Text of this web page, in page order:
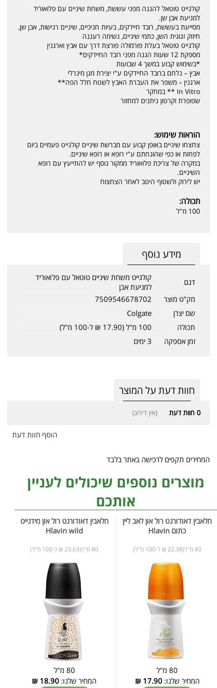
קולגייט טוטאל להגנה מפני עששת, משחת שיניים עם פלואוריד
למניעת אבן שן.
מסייעת בעששת, רובד חיידקים, בעיות חניכיים, שיניים רגישות, אבן שן,
חיזוק זגוגית השן, כתמי שיניים, נשימה רעננה
קולגייט טוטאל בעלת פורמולה פורצת דרך עם אבץ וארגנין
מספקת 12 שעות הגנה מפני רובד החיידקים*
*בשימוש קבוע במשך 4 שבועות
אבץ – נלחם ברובד החיידקים ע"י יצירת מגן מינרלי
ארגנין – משפר את העברת האבץ לשטח חלל הפה**
In Vitro ** במחקר
שפופרת וקרטון ניתנים למחזור
הוראות שימוש:
צחצחו שיניים באופן קבוע עם מברשת שיניים קולגייט פעמיים ביום
לפחות או כפי שהונחתם ע"י רופא או רופא שיניים.
במקרה של צריכת פלואוריד ממקור נוסף יש להתייעץ עם רופא
השיניים.
יש לירוק ולשטוף היטב לאחר הצחצוח
תכולה:
100 מ"ל
מידע נוסף
דגם
קולגייט משחת שיניים טוטאל עם פלואוריד
למניעת אבן
מק"ט מוצר
7509546678702
שם יצרן
Colgate
תכולה
100 מ"ל (17.90 ₪ ל-100 מ"ל)
זמן אספקה
3 ימים
חוות דעת על המוצר
0 חוות דעת (אין דירוג)
הוסף חוות דעת
המחירים תקפים לרכישה באתר בלבד
מוצרים נוספים שיכולים לעניין
אותכם
חלאבין דאודורנט רול און לאב ליין
כתום Hlavin
80 מ"ל(22.38 ₪ ל-100 מ"ל)
80 מ"ל
המחיר שלנו:17.90
₪
חלאבין דאודורנט רול און מידנייט
Hlavin wild
80 מ"ל(23.63 ₪ ל-100 מ"ל)
80 מ"ל
המחיר שלנו: 18.90
₪